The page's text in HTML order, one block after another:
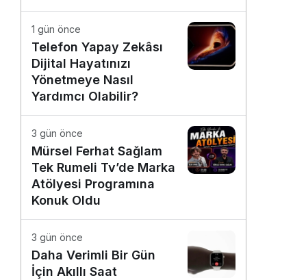
1 gün önce
Telefon Yapay Zekâsı
Dijital Hayatınızı
Yönetmeye Nasıl
Yardımcı Olabilir?
3 gün önce
Mürsel Ferhat Sağlam
Tek Rumeli Tv’de Marka
Atölyesi Programına
Konuk Oldu
3 gün önce
Daha Verimli Bir Gün
İçin Akıllı Saat